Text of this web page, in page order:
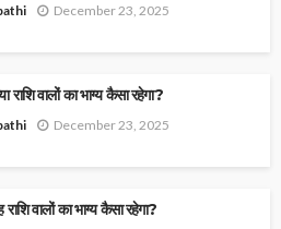
December 23, 2025
वालों का भाग्य कैसा रहेगा?
December 23, 2025
वालों का भाग्य कैसा रहेगा?